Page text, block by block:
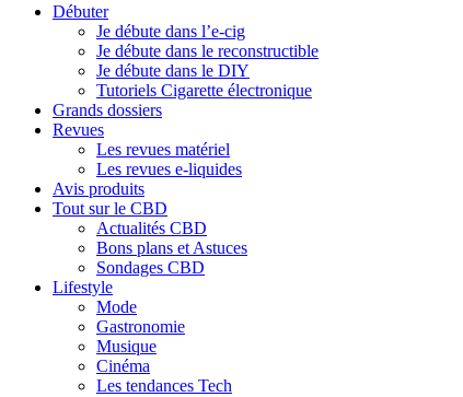
Débuter
Je débute dans l’e-cig
Je débute dans le reconstructible
Je débute dans le DIY
Tutoriels Cigarette électronique
Grands dossiers
Revues
Les revues matériel
Les revues e-liquides
Avis produits
Tout sur le CBD
Actualités CBD
Bons plans et Astuces
Sondages CBD
Lifestyle
Mode
Gastronomie
Musique
Cinéma
Les tendances Tech